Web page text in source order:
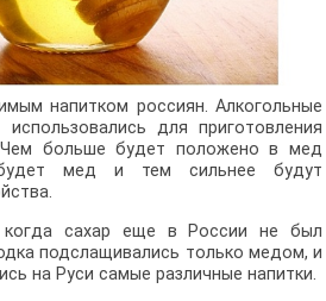
напитком россиян. Алкогольные
для приготовления
больше будет положено в мед
мед и тем сильнее будут
сахар еще в России не был
подслащивались только медом, и
на Руси самые различные напитки.